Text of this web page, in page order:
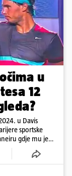
u
12
u Davis
sportske
gdje mu je